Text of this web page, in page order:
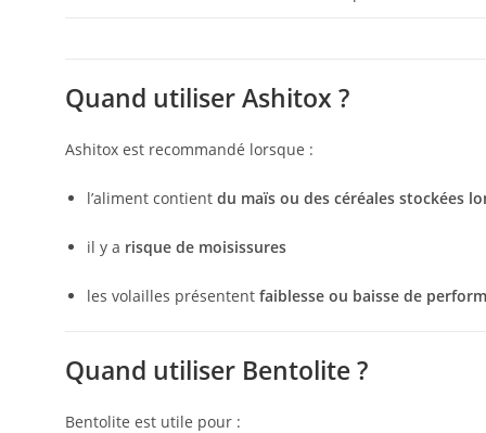
Quand utiliser Ashitox ?
Ashitox est recommandé lorsque :
l’aliment contient du maïs ou des céréales stockées
il y a risque de moisissures
les volailles présentent faiblesse ou baisse de
Quand utiliser Bentolite ?
Bentolite est utile pour :